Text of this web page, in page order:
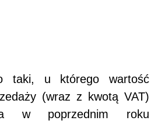
taki, u którego wartość
(wraz z kwotą VAT)
w poprzednim roku